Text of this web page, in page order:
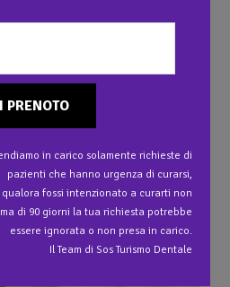
anche…
PRENOTO
in carico solamente richieste di
pazienti che hanno urgenza di curarsi,
qualora fossi intenzionato a curarti non
di 90 giorni la tua richiesta potrebbe
essere ignorata o non presa in carico.
Il Team di Sos Turismo Dentale